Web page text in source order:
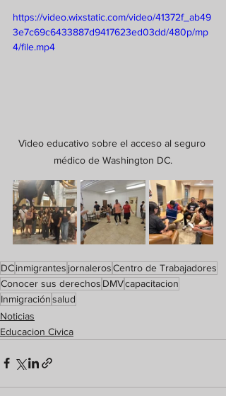
https://video.wixstatic.com/video/41372f_ab49
3e7c69c6433887d9417623ed03dd/480p/mp
4/file.mp4
Video educativo sobre el acceso al seguro
médico de Washington DC.
DCinmigrantes jornalerosCentro de Trabajadores
Conocer sus derechos DMVcapacitacion
Inmigraciónsalud
Noticias
Educacion Civica